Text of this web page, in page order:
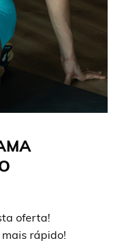
oferta!
mais rápido!